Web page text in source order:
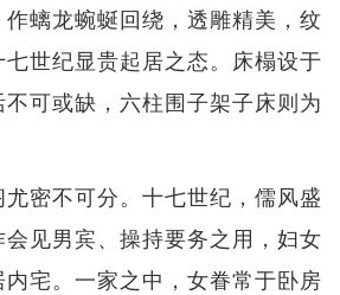
螭龙蜿蜒回绕，透雕精美，纹
世纪显贵起居之态。床榻设于
可或缺，六柱围子架子床则为
密不可分。十七世纪，儒风盛
见男宾、操持要务之用，妇女
宅。一家之中，女眷常于卧房